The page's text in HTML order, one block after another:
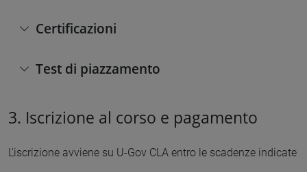
Certificazioni
Test di piazzamento
3. Iscrizione al corso e pagamento
L'iscrizione avviene su U-Gov CLA entro le scadenze indicate